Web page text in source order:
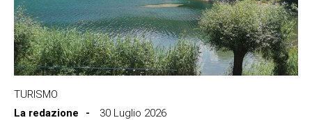
TURISMO
La redazione
30 Luglio 2026